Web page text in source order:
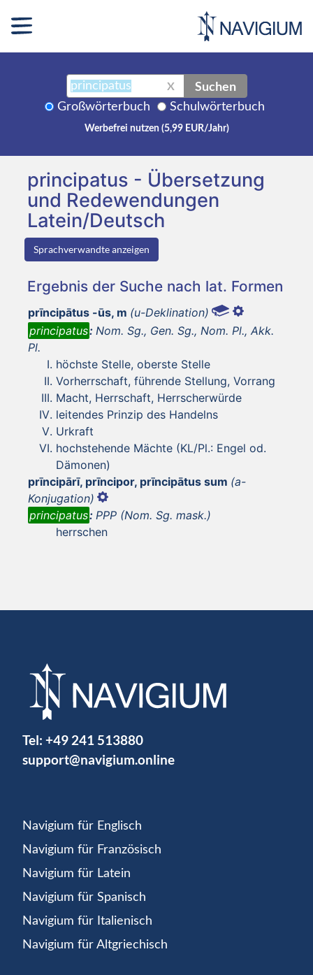
X Suchen
Großwörterbuch Schulwörterbuch
Werbefrei nutzen (5,99 EUR/Jahr)
principatus - Übersetzung
und Redewendungen
Latein/Deutsch
Sprachverwandte anzeigen
Ergebnis der Suche nach lat. Formen
prīncipātus -ūs, m (u-Deklination)
principatus: Nom. Sg., Gen. Sg., Nom. Pl., Akk.
Pl.
höchste Stelle, oberste Stelle
Vorherrschaft, führende Stellung, Vorrang
Macht, Herrschaft, Herrscherwürde
leitendes Prinzip des Handelns
Urkraft
hochstehende Mächte (KL/Pl.: Engel od.
Dämonen)
prīncipārī, prīncipor, prīncipātus sum (a-
Konjugation)
principatus: PPP (Nom. Sg. mask.)
herrschen
Tel: +49 241 513880
support@navigium.online
Navigium für Englisch
Navigium für Französisch
Navigium für Latein
Navigium für Spanisch
Navigium für Italienisch
Navigium für Altgriechisch